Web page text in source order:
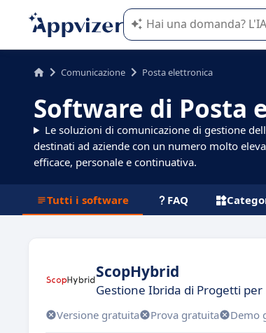
L'IA di Appvizer vi guida
Comunicazione Posta elettronica
Software di Posta
Le soluzioni di comunicazione di gestione
destinati ad aziende con un numero molto
efficace, personale e continuativa.
Tutti i software FAQ
ScopHybrid
Gestione Ibrida di Progetti
Versione gratuita Prova gratuita Demo